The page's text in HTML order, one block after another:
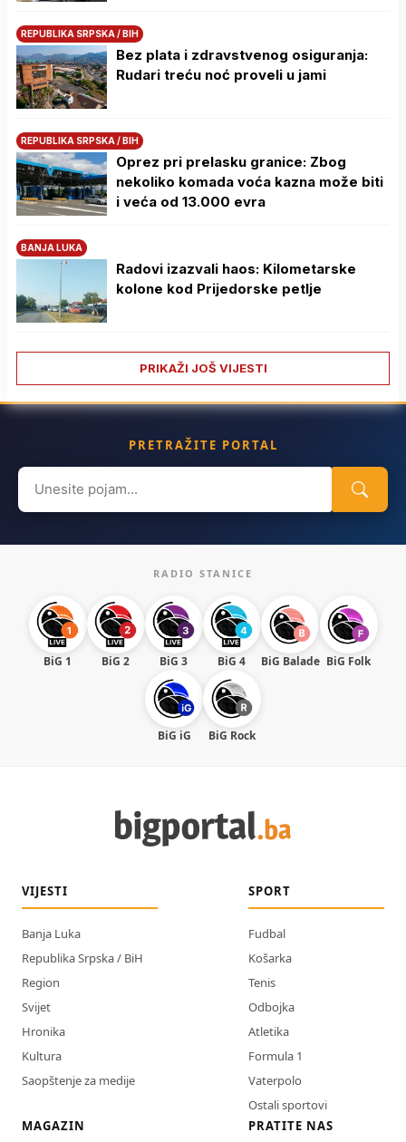
REPUBLIKA SRPSKA / BIH
Bez plata i zdravstvenog osiguranja:
Rudari treću noć proveli u jami
REPUBLIKA SRPSKA / BIH
Oprez pri prelasku granice: Zbog
nekoliko komada voća kazna može biti
i veća od 13.000 evra
BANJA LUKA
Radovi izazvali haos: Kilometarske
kolone kod Prijedorske petlje
PRIKAŽI JOŠ VIJESTI
PRETRAŽITE PORTAL
Search
for:
RADIO STANICE
BiG 1 BiG 2 BiG 3 BiG 4 BiG Balade BiG Folk
BiG iG BiG Rock
VIJESTI
Banja Luka
Republika Srpska / BiH
Region
Svijet
Hronika
Kultura
Saopštenje za medije
SPORT
Fudbal
Košarka
Tenis
Odbojka
Atletika
Formula 1
Vaterpolo
Ostali sportovi
MAGAZIN
PRATITE NAS